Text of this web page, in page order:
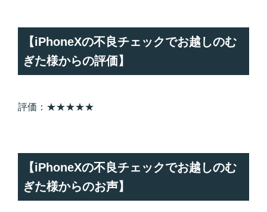
【iPhoneXの不良チェックでお越しのむ
ぎた様からの評価】
評価：★★★★★
【iPhoneXの不良チェックでお越しのむ
ぎた様からのお声】